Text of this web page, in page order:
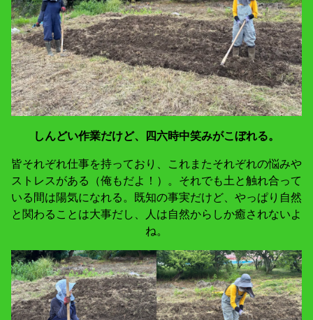
しんどい作業だけど、四六時中笑みがこぼれる。
皆それぞれ仕事を持っており、これまたそれぞれの悩みや
ストレスがある（俺もだよ！）。それでも土と触れ合って
いる間は陽気になれる。既知の事実だけど、やっぱり自然
と関わることは大事だし、人は自然からしか癒されないよ
ね。